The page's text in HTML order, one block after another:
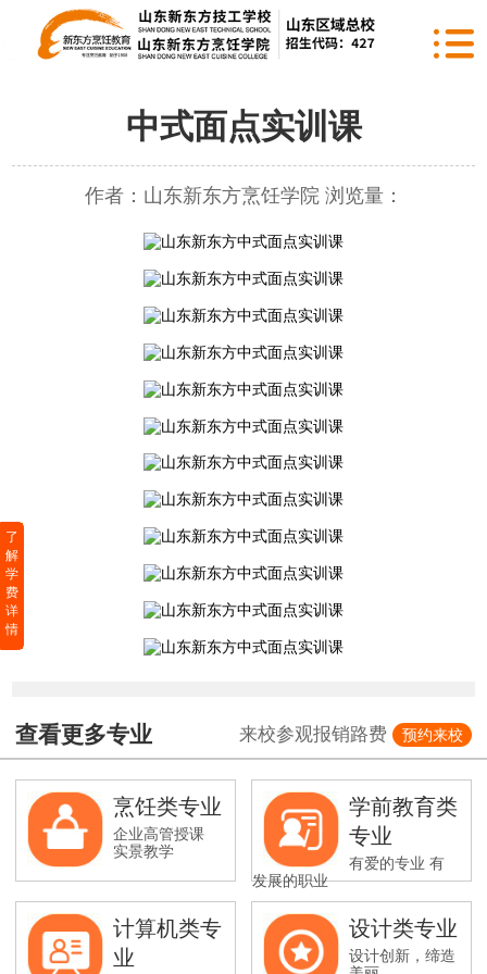
中式面点实训课
作者：山东新东方烹饪学院 浏览量：
查看更多专业 来校参观报销路费 预约来校
烹饪类专业
企业高管授课
实景教学
学前教育类
专业
有爱的专业 有
发展的职业
计算机类专
业
设计类专业
设计创新，缔造
了
解
学
费
详
情